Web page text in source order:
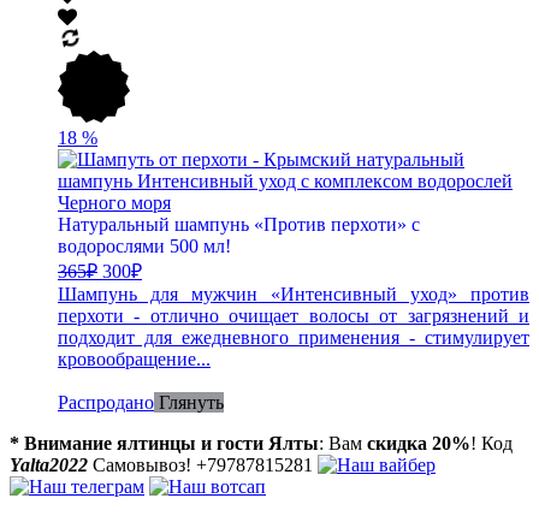
18 %
Натуральный шампунь «Против перхоти» с
водорослями 500 мл!
365₽ 300₽
Шампунь для мужчин «Интенсивный уход» против
перхоти - отлично очищает волосы от загрязнений и
подходит для ежедневного применения - стимулирует
кровообращение...
Распродано Глянуть
* Внимание ялтинцы и гости Ялты: Вам скидка 20%! Код
Yalta2022 Самовывоз! +79787815281